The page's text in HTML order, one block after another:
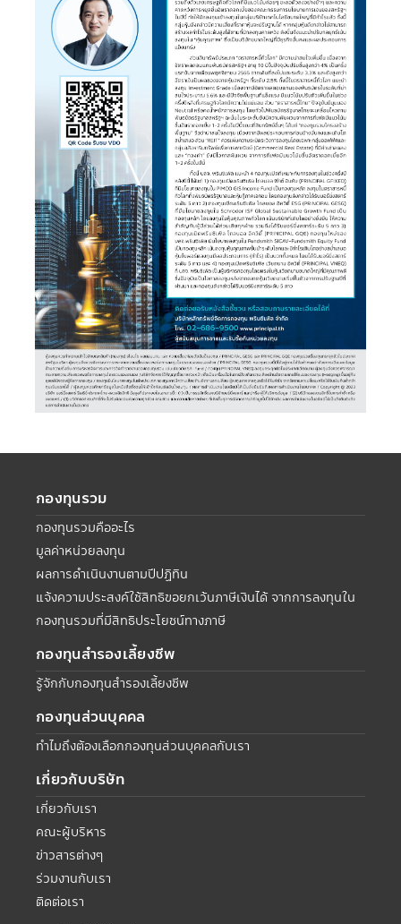
กองทุนรวม
กองทุนรวมคืออะไร
มูลค่าหน่วยลงทุน
ผลการดำเนินงานตามปีปฏิทิน
แจ้งความประสงค์ใช้สิทธิขอยกเว้นภาษีเงินได้ จากการลงทุนใน
กองทุนรวมที่มีสิทธิประโยชน์ทางภาษี
กองทุนสำรองเลี้ยงชีพ
รู้จักกับกองทุนสำรองเลี้ยงชีพ
กองทุนส่วนบุคคล
ทำไมถึงต้องเลือกกองทุนส่วนบุคคลกับเรา
เกี่ยวกับบริษัท
เกี่ยวกับเรา
คณะผู้บริหาร
ข่าวสารต่างๆ
ร่วมงานกับเรา
ติดต่อเรา